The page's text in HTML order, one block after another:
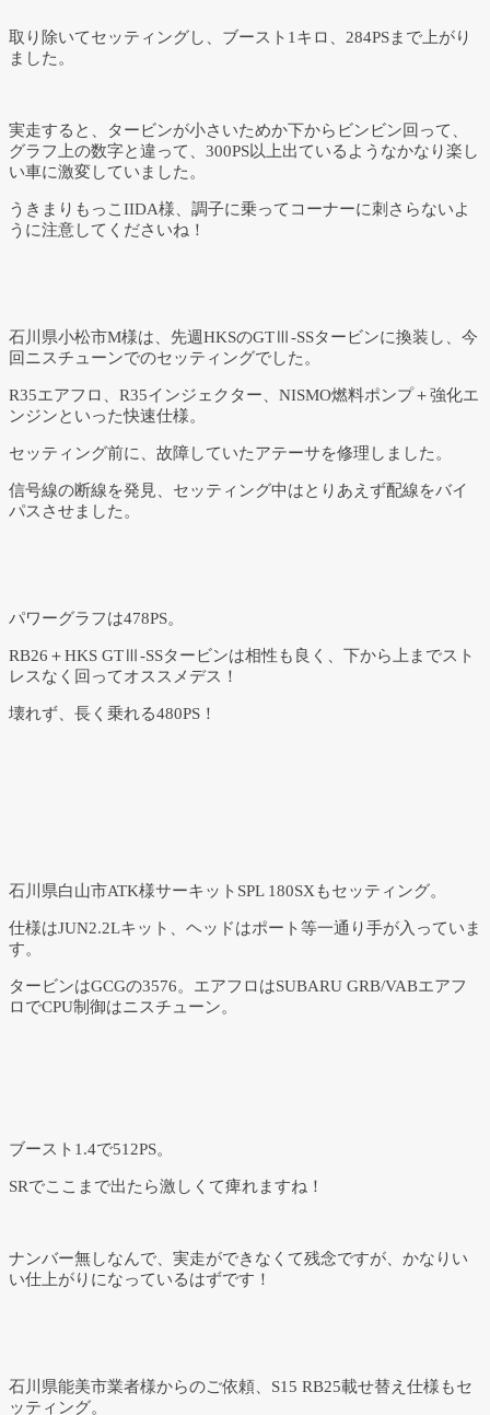
取り除いてセッティングし、ブースト1キロ、284PSまで上がり
ました。
実走すると、タービンが小さいためか下からビンビン回って、
グラフ上の数字と違って、300PS以上出ているようなかなり楽し
い車に激変していました。
うきまりもっこIIDA様、調子に乗ってコーナーに刺さらないよ
うに注意してくださいね！
石川県小松市M様は、先週HKSのGTⅢ-SSタービンに換装し、今
回ニスチューンでのセッティングでした。
R35エアフロ、R35インジェクター、NISMO燃料ポンプ＋強化エ
ンジンといった快速仕様。
セッティング前に、故障していたアテーサを修理しました。
信号線の断線を発見、セッティング中はとりあえず配線をバイ
パスさせました。
パワーグラフは478PS。
RB26＋HKS GTⅢ-SSタービンは相性も良く、下から上までスト
レスなく回ってオススメデス！
壊れず、長く乗れる480PS！
石川県白山市ATK様サーキットSPL 180SXもセッティング。
仕様はJUN2.2Lキット、ヘッドはポート等一通り手が入っていま
す。
タービンはGCGの3576。エアフロはSUBARU GRB/VABエアフ
ロでCPU制御はニスチューン。
ブースト1.4で512PS。
SRでここまで出たら激しくて痺れますね！
ナンバー無しなんで、実走ができなくて残念ですが、かなりい
い仕上がりになっているはずです！
石川県能美市業者様からのご依頼、S15 RB25載せ替え仕様もセ
ッティング。